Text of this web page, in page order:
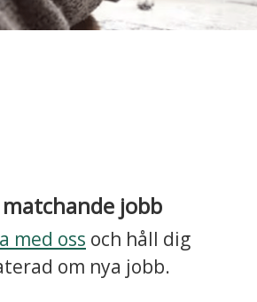
jobb
med oss och håll dig
om nya jobb.